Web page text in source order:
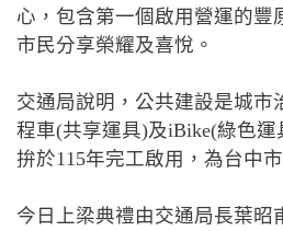
心，包含第一個啟用營運的
市民分享榮耀及喜悅。
交通局說明，公共建設是城市
程車(共享運具)及iBike(綠色
拚於115年完工啟用，為台中
今日上梁典禮由交通局長葉